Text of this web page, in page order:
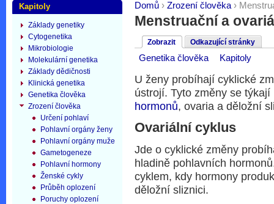
Domů › Zrození člověka ›
Menstruační a
Zobrazit Odkazující stránky
Genetika člověka Kapitoly
U ženy probíhají cyklické
ústrojí. Tyto změny se
hormonů, ovaria a děložní
Ovariální cyklus
Jde o cyklické změny
hladině pohlavních
cyklem, kdy hormony
děložní sliznici.
Kapitoly
Základy genetiky
Cytogenetika
Mikrobiologie
Molekulární genetika
Základy dědičnosti
Klinická genetika
Genetika člověka
Zrození člověka
Určení pohlaví
Pohlavní orgány ženy
Pohlavní orgány muže
Gametogeneze
Pohlavní hormony
Ženské cykly
Průběh oplození
Poruchy oplození